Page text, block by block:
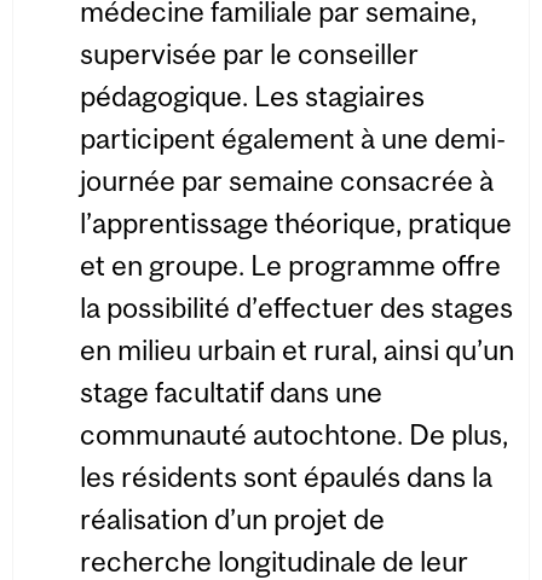
médecine familiale par semaine,
supervisée par le conseiller
pédagogique. Les stagiaires
participent également à une demi-
journée par semaine consacrée à
l’apprentissage théorique, pratique
et en groupe. Le programme offre
la possibilité d’effectuer des stages
en milieu urbain et rural, ainsi qu’un
stage facultatif dans une
communauté autochtone. De plus,
les résidents sont épaulés dans la
réalisation d’un projet de
recherche longitudinale de leur